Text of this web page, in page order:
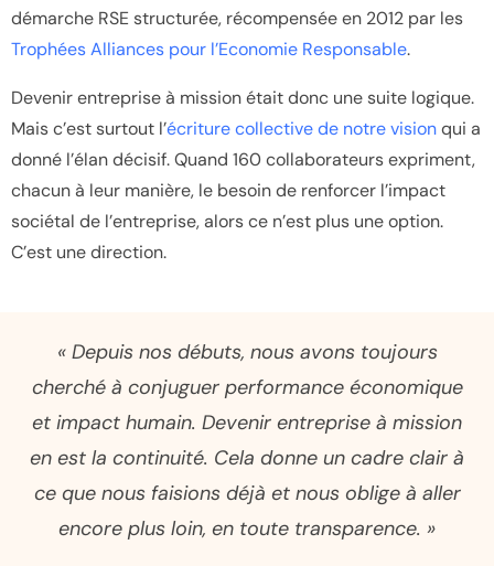
démarche RSE structurée, récompensée en 2012 par les
Trophées Alliances pour l’Economie Responsable.
Devenir entreprise à mission était donc une suite logique.
Mais c’est surtout l’écriture collective de notre visionqui a
donné l’élan décisif. Quand 160 collaborateurs expriment,
chacun à leur manière, le besoin de renforcer l’impact
sociétal de l’entreprise, alors ce n’est plus une option.
C’est une direction.
« Depuis nos débuts, nous avons toujours
cherché à conjuguer performance économique
et impact humain. Devenir entreprise à mission
en est la continuité. Cela donne un cadre clair à
ce que nous faisions déjà et nous oblige à aller
encore plus loin, en toute transparence. »